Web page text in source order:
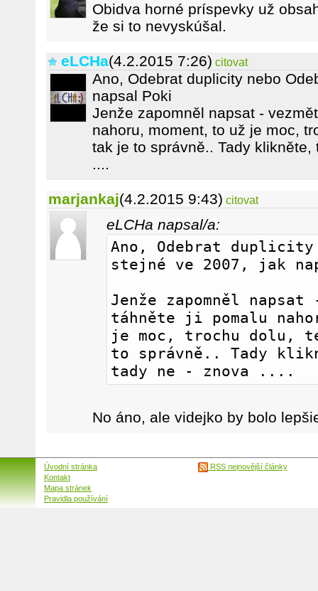
Obidva horné príspevky už
že si to nevyskúšal.
eLCHa(4.2.2015 7:26) citovat
Ano, Odebrat duplicity nebo
napsal Poki
Jenže zapomněl napsat -
nahoru, moment, to už je moc,
tak je to správně.. Tady
....
marjankaj(4.2.2015 9:43) citovat
eLCHa napsal/a:
Ano, Odebrat duplicity
stejné ve 2007, jak
Jenže zapomněl napsat
táhněte ji pomalu
je moc, trochu dolu,
to správně.. Tady
tady ne - znova ....
No áno, ale videjko by bolo
Úvodní stránka
Kontakt
Mapa stránek
Pravidla používání
RSS nejnovější články